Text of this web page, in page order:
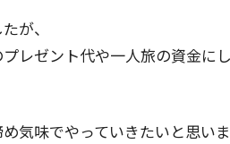
が、
レゼント代や一人旅の資金にし
気味でやっていきたいと思いま